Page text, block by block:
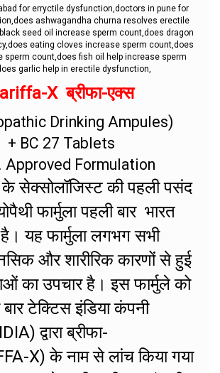
for erryctile dysfunction,doctors in pune for
ashwagandha churna resolves erectile
seed oil increase sperm count,does dragon
eating cloves increase sperm count,does
sperm count,does fish oil help increase sperm
garlic help in erectile dysfunction,
X ब्रीफा-एक्स
Drinking Ampules)
+ BC 27 Tablets
Approved Formulation
के सेक्सोलॉजिस्ट की पहली पसंद
फार्मुला पहली बार भारत
है। यह फार्मुला लगभग सभी
और शारीरिक कारणों से हुई
का उपचार है। इस फार्मुले को
टेक्टिस इंडिया कंपनी
द्वारा ब्रीफा-
X) के नाम से लांच किया गया